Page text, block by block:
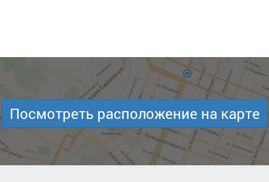
Посмотреть расположение на карте